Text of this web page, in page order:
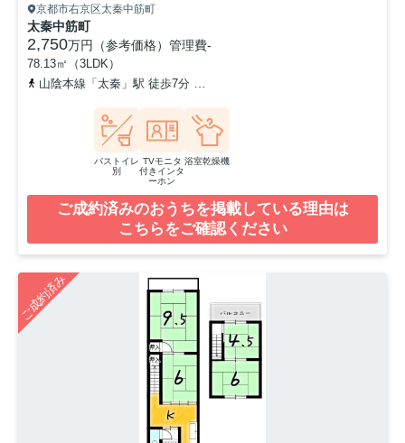
京都市右京区太秦中筋町
太秦中筋町
2,750万円（参考価格） 管理費-
78.13㎡（3LDK）
山陰本線「太秦」駅 徒歩7分
バストイレ
別
TVモニタ
付きインタ
ーホン
浴室乾燥機
ご成約済みのおうちを掲載している理由は
こちらをご確認ください
ご成約済み